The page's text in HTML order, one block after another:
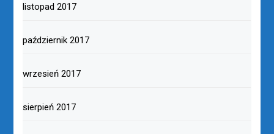
listopad 2017
październik 2017
wrzesień 2017
sierpień 2017